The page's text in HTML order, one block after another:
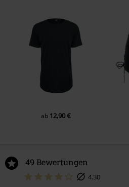
ab 12,90 €
49 Bewertungen
4.30